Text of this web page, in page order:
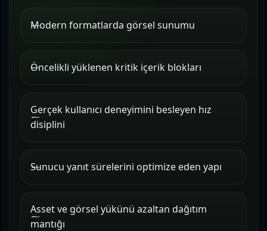
Modern formatlarda görsel sunumu
Öncelikli yüklenen kritik içerik blokları
Gerçek kullanıcı deneyimini besleyen hız
disiplini
Sunucu yanıt sürelerini optimize eden yapı
Asset ve görsel yükünü azaltan dağıtım
mantığı